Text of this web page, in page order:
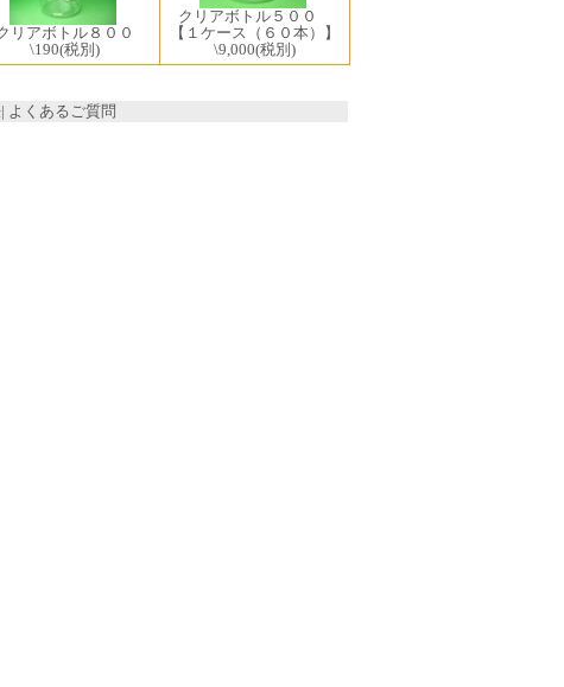
リアボトル８００
\190(税別)
クリアボトル５００
【１ケース（６０本）】
\9,000(税別)
| よくあるご質問